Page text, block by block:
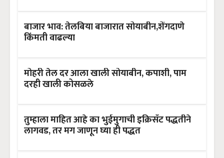
बाजार भाव: तेलबिया बाजारात सोयाबीन,शेंगदाणे
किंमती वाढल्या
मोहरी तेल दर आला खाली सोयाबीन, कपाशी, पाम
दरही खाली कोसळले
तुम्हाला माहित आहे का भुईमुगाची इक्रिसॅट पद्धतीने
लागवड, तर मग जाणून घ्या ही पद्धत